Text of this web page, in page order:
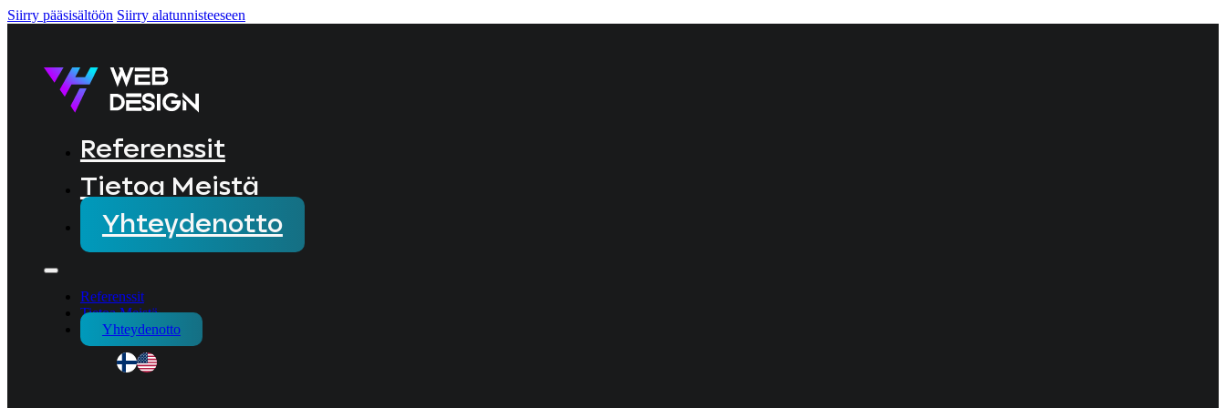
Siirry pääsisältöön Siirry alatunnisteeseen
Referenssit
Tietoa Meistä
Yhteydenotto
Referenssit
Tietoa Meistä
Yhteydenotto